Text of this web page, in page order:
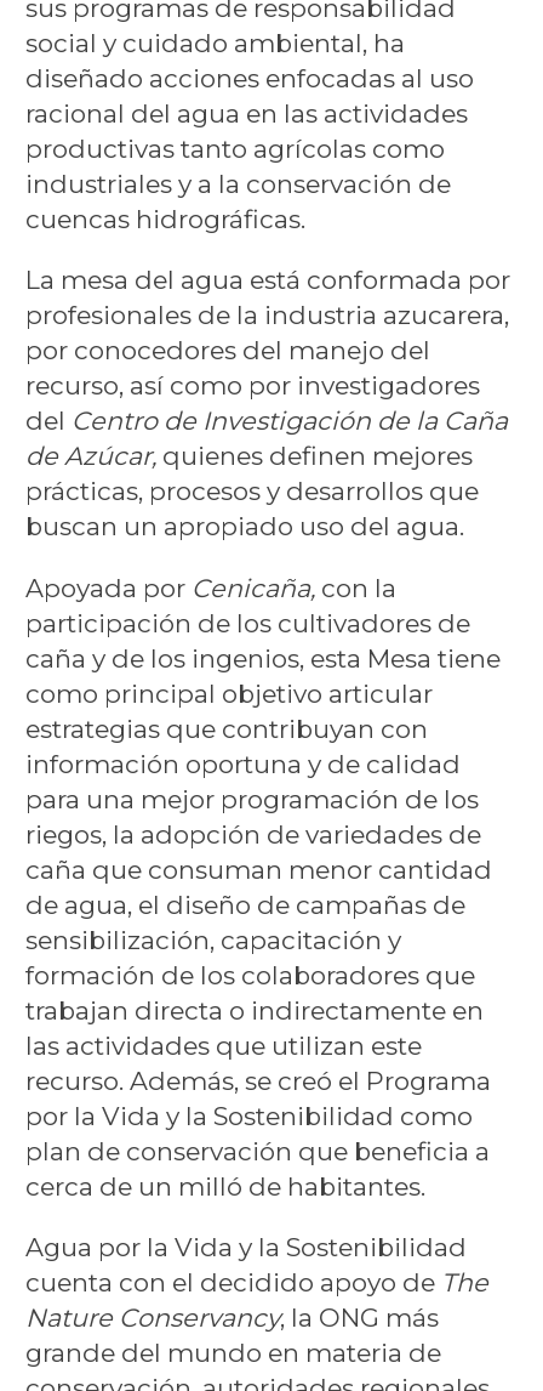
sus programas de responsabilidad
social y cuidado ambiental, ha
diseñado acciones enfocadas al uso
racional del agua en las actividades
productivas tanto agrícolas como
industriales y a la conservación de
cuencas hidrográficas.
La mesa del agua está conformada por
profesionales de la industria azucarera,
por conocedores del manejo del
recurso, así como por investigadores
del Centro de Investigación de la Caña
de Azúcar,quienes definen mejores
prácticas, procesos y desarrollos que
buscan un apropiado uso del agua.
Apoyada por Cenicaña,con la
participación de los cultivadores de
caña y de los ingenios, esta Mesa tiene
como principal objetivo articular
estrategias que contribuyan con
información oportuna y de calidad
para una mejor programación de los
riegos, la adopción de variedades de
caña que consuman menor cantidad
de agua, el diseño de campañas de
sensibilización, capacitación y
formación de los colaboradores que
trabajan directa o indirectamente en
las actividades que utilizan este
recurso. Además, se creó el Programa
por la Vida y la Sostenibilidad como
plan de conservación que beneficia a
cerca de un milló de habitantes.
Agua por la Vida y la Sostenibilidad
cuenta con el decidido apoyo de The
Nature Conservancy, la ONG más
grande del mundo en materia de